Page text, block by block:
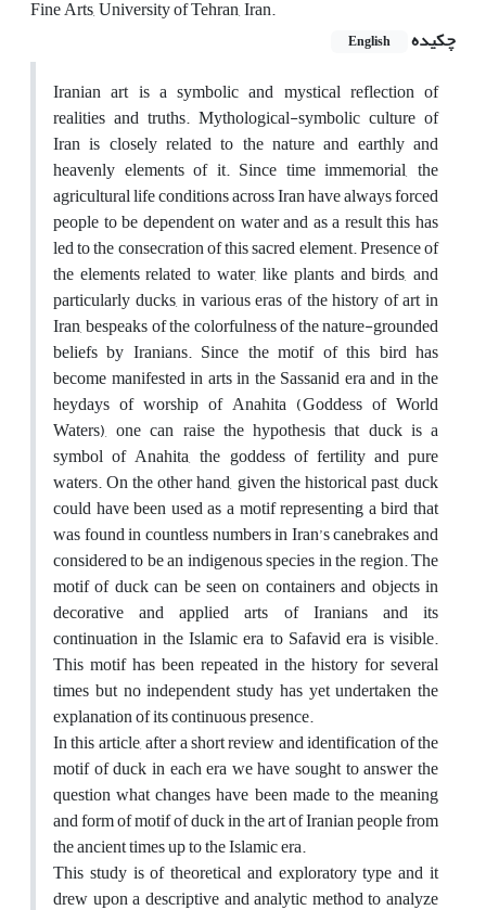
Fine Arts, University of Tehran, Iran.
چکیده
English
Iranian art is a symbolic and mystical reflection of
realities and truths. Mythological-symbolic culture of
Iran is closely related to the nature and earthly and
heavenly elements of it. Since time immemorial, the
agricultural life conditions across Iran have always forced
people to be dependent on water and as a result this has
led to the consecration of this sacred element. Presence of
the elements related to water, like plants and birds, and
particularly ducks, in various eras of the history of art in
Iran, bespeaks of the colorfulness of the nature-grounded
beliefs by Iranians. Since the motif of this bird has
become manifested in arts in the Sassanid era and in the
heydays of worship of Anahita (Goddess of World
Waters), one can raise the hypothesis that duck is a
symbol of Anahita, the goddess of fertility and pure
waters. On the other hand, given the historical past, duck
could have been used as a motif representing a bird that
was found in countless numbers in Iran’s canebrakes and
considered to be an indigenous species in the region. The
motif of duck can be seen on containers and objects in
decorative and applied arts of Iranians and its
continuation in the Islamic era to Safavid era is visible.
This motif has been repeated in the history for several
times but no independent study has yet undertaken the
explanation of its continuous presence.
In this article, after a short review and identification of the
motif of duck in each era we have sought to answer the
question what changes have been made to the meaning
and form of motif of duck in the art of Iranian people from
the ancient times up to the Islamic era.
This study is of theoretical and exploratory type and it
drew upon a descriptive and analytic method to analyze